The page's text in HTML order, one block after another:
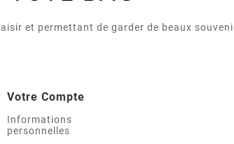
et permettant de garder de beaux
Votre Compte
Informations
personnelles